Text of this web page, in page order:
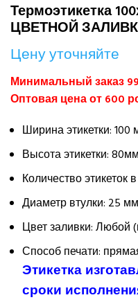
Термоэтикетка
ЦВЕТНОЙ
Цену уточняйте
Минимальный заказ
Оптовая цена от 600
Ширина этикетки: 100
Высота этикетки: 80мм
Количество этикеток
Диаметр втулки: 25
Цвет заливки:
Способ печати:
Этикетка
сроки